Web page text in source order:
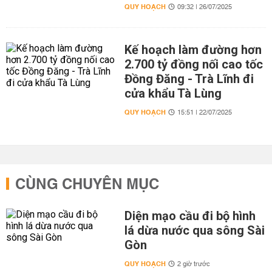
QUY HOẠCH 09:32 | 26/07/2025
Kế hoạch làm đường hơn
2.700 tỷ đồng nối cao tốc
Đồng Đăng - Trà Lĩnh đi
cửa khẩu Tà Lùng
QUY HOẠCH 15:51 | 22/07/2025
CÙNG CHUYÊN MỤC
Diện mạo cầu đi bộ hình
lá dừa nước qua sông Sài
Gòn
QUY HOẠCH 2 giờ trước